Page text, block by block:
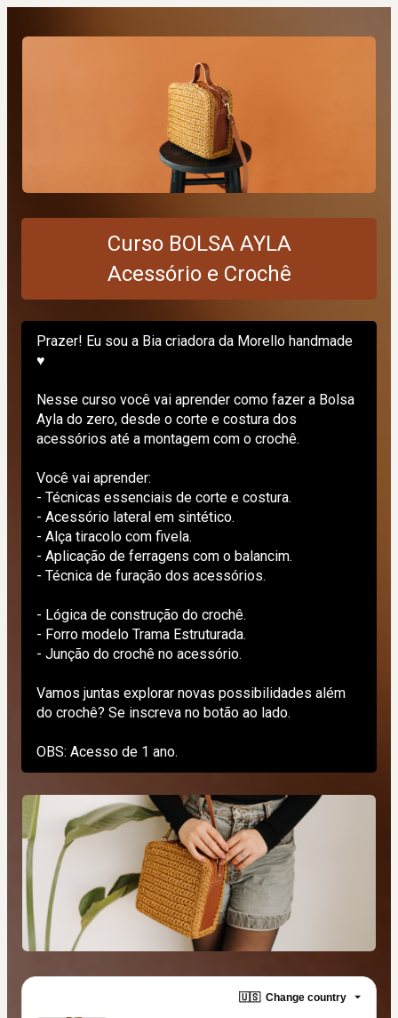
Curso BOLSA AYLA
Acessório e Crochê
Prazer! Eu sou a Bia criadora da Morello handmade
♥
Nesse curso você vai aprender como fazer a Bolsa
Ayla do zero, desde o corte e costura dos
acessórios até a montagem com o crochê.
Você vai aprender:
- Técnicas essenciais de corte e costura.
- Acessório lateral em sintético.
- Alça tiracolo com fivela.
- Aplicação de ferragens com o balancim.
- Técnica de furação dos acessórios.
- Lógica de construção do crochê.
- Forro modelo Trama Estruturada.
- Junção do crochê no acessório.
Vamos juntas explorar novas possibilidades além
do crochê? Se inscreva no botão ao lado.
OBS: Acesso de 1 ano.
🇺🇸 Change country